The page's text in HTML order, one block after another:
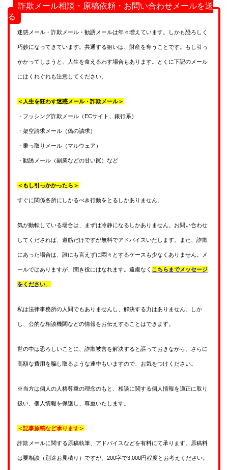
詐欺メール相談・原稿依頼・お問い合わせメールを送
る
迷惑メール・詐欺メール・勧誘メールは年々増えています。しかも恐ろしく
巧妙になってきています。共通する狙いは、財産を奪うことです。もし引っ
かかってしまうと、人生を食えるわす場合もあります。とくに下記のメール
にはくれぐれも注意してください。
＜人生を狂わす迷惑メール・詐欺メール＞
・フッシング詐欺メール（ECサイト、銀行系）
・架空請求メール（偽の請求）
・乗っ取りメール（マルウェア）
・勧誘メール（副業などの甘い罠）など
＜もし引っかかったら＞
すぐに関係各所にしかるべき行動をとるしかありません。
気が動転している場合は、まずは冷静になるしかありません。お問い合わせ
してくだされば、道筋だけですが無料でアドバイスいたします。また、詐欺
にあった場合は、誰にも言えずに悶々とするケースも少なくありません。メ
ールではありますが、聞き役にはなれます。遠慮なく こちらまでメッセージ
をください。
私は法律事務所の人間でもありませんし、解決する力はありません。しか
し、公的な相談機関などの情報をお伝えすることはできます。
世の中は恐ろしいことに、詐欺被害を解決すると謳っておきながら、さらに
高額な費用を騙し取るような連中もいますので、お気をつけください。
※当方は個人の人格尊重の理念のもと、相談に関する個人情報を適正に取り
扱い、個人情報を保護し、尊重いたします。
＜記事原稿など承ります＞
詐欺メールに関する原稿執筆、アドバイスなどを有料にて承ります。原稿料
は要相談（別途お見積り）ですが、200字で3,000円程度とお考えください。